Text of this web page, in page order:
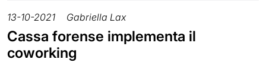
13-10-2021 Gabriella Lax
Cassa forense implementa il
coworking